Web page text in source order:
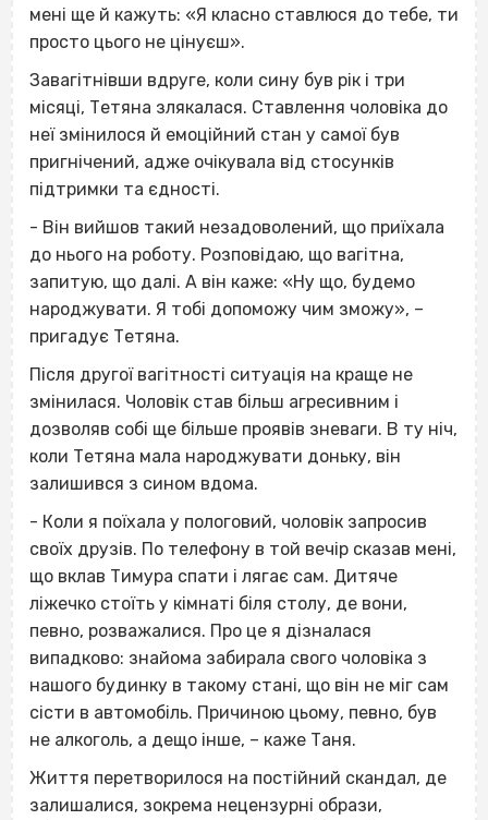
мені ще й кажуть: «Я класно ставлюся до тебе, ти
просто цього не цінуєш».
Завагітнівши вдруге, коли сину був рік і три
місяці, Тетяна злякалася. Ставлення чоловіка до
неї змінилося й емоційний стан у самої був
пригнічений, адже очікувала від стосунків
підтримки та єдності.
- Він вийшов такий незадоволений, що приїхала
до нього на роботу. Розповідаю, що вагітна,
запитую, що далі. А він каже: «Ну що, будемо
народжувати. Я тобі допоможу чим зможу», –
пригадує Тетяна.
Після другої вагітності ситуація на краще не
змінилася. Чоловік став більш агресивним і
дозволяв собі ще більше проявів зневаги. В ту ніч,
коли Тетяна мала народжувати доньку, він
залишився з сином вдома.
- Коли я поїхала у пологовий, чоловік запросив
своїх друзів. По телефону в той вечір сказав мені,
що вклав Тимура спати і лягає сам. Дитяче
ліжечко стоїть у кімнаті біля столу, де вони,
певно, розважалися. Про це я дізналася
випадково: знайома забирала свого чоловіка з
нашого будинку в такому стані, що він не міг сам
сісти в автомобіль. Причиною цьому, певно, був
не алкоголь, а дещо інше, – каже Таня.
Життя перетворилося на постійний скандал, де
залишалися, зокрема нецензурні образи,